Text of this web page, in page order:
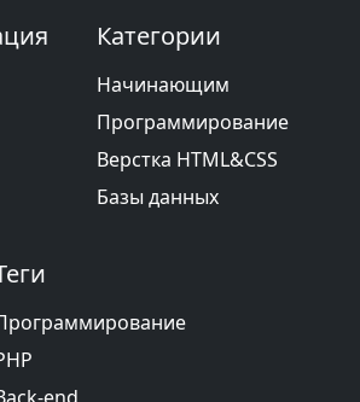
Категории
Начинающим
Программирование
Верстка HTML&CSS
Базы данных